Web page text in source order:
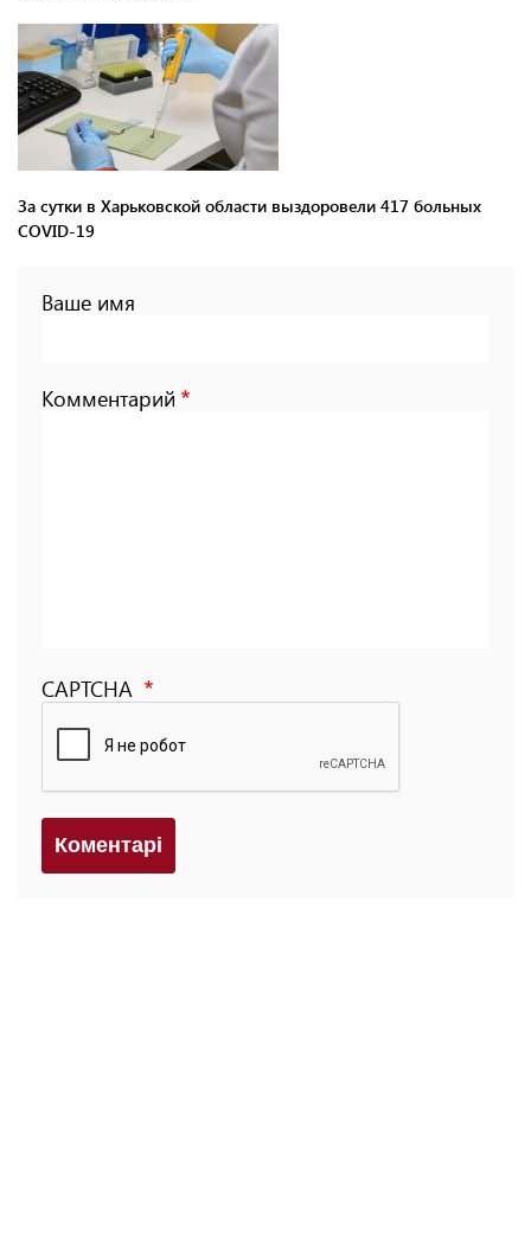
За сутки в Харьковской области выздоровели 417 больных
COVID-19
Ваше имя
Комментарий
CAPTCHA
Коментарi